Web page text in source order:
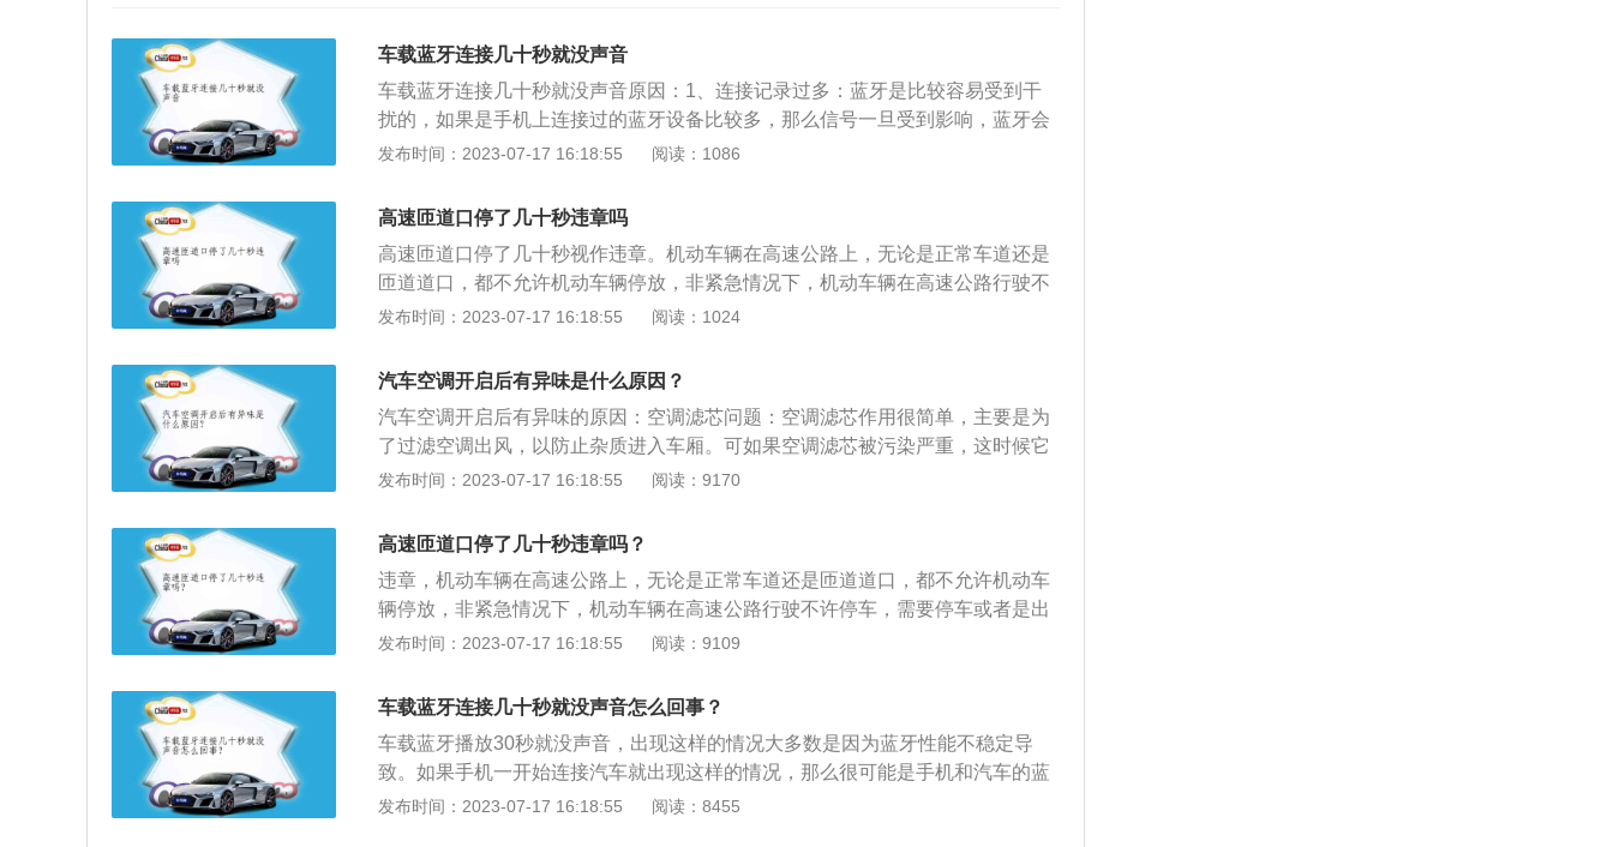
车载蓝牙连接几十秒就没声音
车载蓝牙连接几十秒就没声音原因：1、连接记录过多：蓝牙是比较容易受到干
扰的，如果是手机上连接过的蓝牙设备比较多，那么信号一旦受到影响，蓝牙会
在多个设备中来回来进行连接，从而导致连接中断，清空连接设备，重新连接。
接收功能，此时可以尝试关闭部分用电设备。3、蓝牙卡顿：蓝牙性能不稳定的
话，容易出现卡顿的现象，从而出现歌曲明明在播放，但音响却没有声音的情
况，关闭蓝牙，重新连接蓝牙。4、干扰：手机WIFI一直处于打开状态的话，会
持续对周边的无线网络进行搜索，在某些区域会对蓝牙造成影响，导致蓝牙出现
断断续续的情况。严重的话系统为了安全会将媒体音频切断，远离这些干扰的地
接。6、手机所播放的音源有问题。蓝牙系统不但可以播放歌曲，还可以接听电
话。
发布时间：2023-07-17 16:18:55 阅读：1086
高速匝道口停了几十秒违章吗
高速匝道口停了几十秒视作违章。机动车辆在高速公路上，无论是正常车道还是
匝道道口，都不允许机动车辆停放，非紧急情况下，机动车辆在高速公路行驶不
许停车，需要停车或者是出现紧急情况，需要及时联系高速公路的公安机关交通
高速公路上正常行驶时，必须遵循下列规定：（一）不准倒车、逆行，不准穿越
中央分隔带掉头或者转弯；（二）不准进行试车和学习驾驶机动车；（三）不准
在匝道、加速车道或者减速车道上超车、停车；（四）不准骑、压车道分界线和
在超车道上连续行驶；（五）不准右侧超车；（六）除遇障碍，发生故障等必须
停车的情况外，不准随意停车、停车上下人员或者装卸货物；（七）除因停车驶
发布时间：2023-07-17 16:18:55 阅读：1024
汽车空调开启后有异味是什么原因？
汽车空调开启后有异味的原因：空调滤芯问题：空调滤芯作用很简单，主要是为
了过滤空调出风，以防止杂质进入车厢。可如果空调滤芯被污染严重，这时候它
不仅不能保护车厢环境，反而是会对车厢空气产生二次污染。蒸发箱问题：蒸发
附灰尘、飞虫等杂质，在长时间潮湿环境下，发酵、霉变、滋生细菌。再次打开
空调后，风机会毫不留情地将这些有害物质吹向车厢内。
发布时间：2023-07-17 16:18:55 阅读：9170
高速匝道口停了几十秒违章吗？
违章，机动车辆在高速公路上，无论是正常车道还是匝道道口，都不允许机动车
辆停放，非紧急情况下，机动车辆在高速公路行驶不许停车，需要停车或者是出
现紧急情况，需要及时联系高速公路的公安机关交通管理部门。高速公路违章：
任何地方，任何地点，任何时间内，所出现的交通违章违法行为，都是需要处
理，违章违法行为得不到及时处理，机动车辆将属于非正常状态。影响机动车年
检：机动车辆所出现的违章违法行为，如果不进行处理，会影响到机动车辆正常
的年检，不能通过正常年检的机动车辆不可以上路行驶，上路行驶时属于一种违
法行为，一旦三个检验周期没有参加车辆的年检，机动车辆将会被强制报废。
发布时间：2023-07-17 16:18:55 阅读：9109
车载蓝牙连接几十秒就没声音怎么回事？
车载蓝牙播放30秒就没声音，出现这样的情况大多数是因为蓝牙性能不稳定导
致。如果手机一开始连接汽车就出现这样的情况，那么很可能是手机和汽车的蓝
牙不兼容。连接记录过多：连接记录过多时，蓝牙比较容易受到干扰。如果是手
发布时间：2023-07-17 16:18:55 阅读：8455